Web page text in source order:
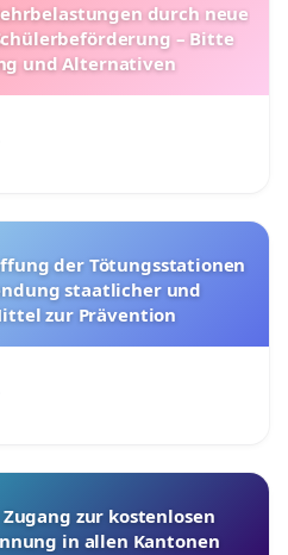
durch neue
– Bitte
und Alternativen
staatlicher und
zur Prävention
zur kostenlosen
in allen Kantonen